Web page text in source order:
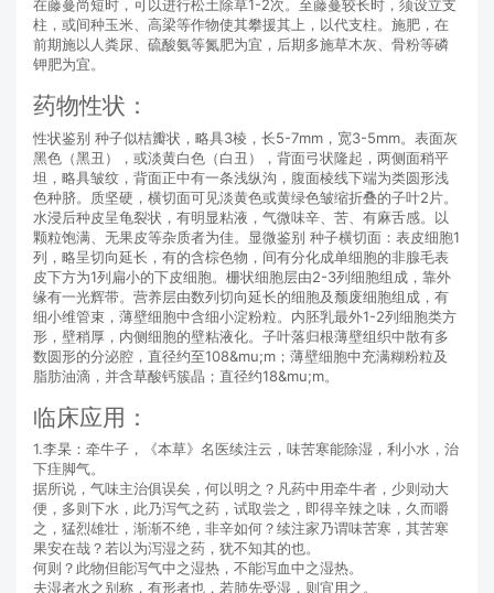
在藤蔓尚短时，可以进行松土除草1-2次。至藤蔓较长时，须设立支
柱，或间种玉米、高梁等作物使其攀援其上，以代支柱。施肥，在
前期施以人粪尿、硫酸氨等氮肥为宜，后期多施草木灰、骨粉等磷
钾肥为宜。
药物性状：
性状鉴别 种子似桔瓣状，略具3棱，长5-7mm，宽3-5mm。表面灰
黑色（黑丑），或淡黄白色（白丑），背面弓状隆起，两侧面稍平
坦，略具皱纹，背面正中有一条浅纵沟，腹面棱线下端为类圆形浅
色种脐。质坚硬，横切面可见淡黄色或黄绿色皱缩折叠的子叶2片。
水浸后种皮呈龟裂状，有明显粘液，气微味辛、苦、有麻舌感。以
颗粒饱满、无果皮等杂质者为佳。显微鉴别 种子横切面：表皮细胞1
列，略呈切向延长，有的含棕色物，间有分化成单细胞的非腺毛表
皮下方为1列扁小的下皮细胞。栅状细胞层由2-3列细胞组成，靠外
缘有一光辉带。营养层由数列切向延长的细胞及颓废细胞组成，有
细小维管束，薄壁细胞中含细小淀粉粒。内胚乳最外1-2列细胞类方
形，壁稍厚，内侧细胞的壁粘液化。子叶落归根薄壁组织中散有多
数圆形的分泌腔，直径约至108&mu;m；薄壁细胞中充满糊粉粒及
脂肪油滴，并含草酸钙簇晶；直径约18&mu;m。
临床应用：
1.李杲：牵牛子，《本草》名医续注云，味苦寒能除湿，利小水，治
下疰脚气。
据所说，气味主治俱误矣，何以明之？凡药中用牵牛者，少则动大
便，多则下水，此乃泻气之药，试取尝之，即得辛辣之味，久而嚼
之，猛烈雄壮，渐渐不绝，非辛如何？续注家乃谓味苦寒，其苦寒
果安在哉？若以为泻湿之药，犹不知其的也。
何则？此物但能泻气中之湿热，不能泻血中之湿热。
夫湿者水之别称，有形者也，若肺先受湿，则宜用之。